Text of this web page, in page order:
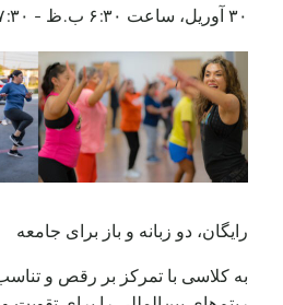
۳۰ آوریل، ساعت ۶:۳۰ ب.ظ - ۷:۳۰
رایگان، دو زبانه و باز برای جامعه
به کلاسی با تمرکز بر رقص و تناسب